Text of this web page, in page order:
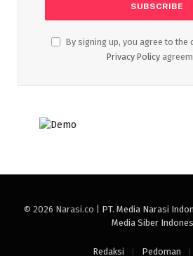
By signing up, you agree to
Privacy Policy
© 2026 Narasi.co | PT. Media Narasi
Media Siber
Redaksi Pedoman